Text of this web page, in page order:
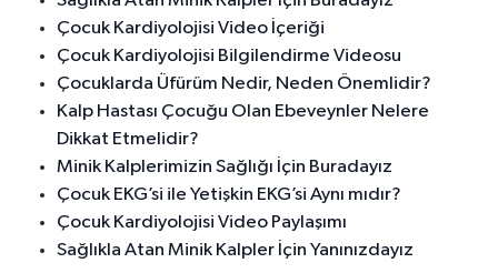
Çocuk Kardiyolojisi Video İçeriği
Çocuk Kardiyolojisi Bilgilendirme Videosu
Çocuklarda Üfürüm Nedir, Neden Önemlidir?
Kalp Hastası Çocuğu Olan Ebeveynler Nelere
Dikkat Etmelidir?
Minik Kalplerimizin Sağlığı İçin Buradayız
Çocuk EKG’si ile Yetişkin EKG’si Aynı mıdır?
Çocuk Kardiyolojisi Video Paylaşımı
Sağlıkla Atan Minik Kalpler İçin Yanınızdayız